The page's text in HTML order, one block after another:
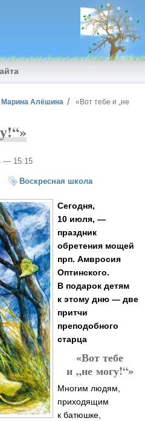
Марина Алёшина
«Вот тебе и „не
— 15:15
Воскресная школа
Сегодня,
10 июля, —
праздник
обретения мощей
прп. Амвросия
Оптинского.
В подарок детям
к этому дню — две
притчи
преподобного
старца
«Вот тебе
и „не могу!“»
Многим людям,
приходящим
к батюш­ке,